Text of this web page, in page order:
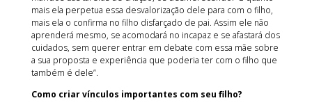
mais ela perpetua essa desvalorização dele para com o filho,
mais ela o confirma no filho disfarçado de pai. Assim ele não
aprenderá mesmo, se acomodará no incapaz e se afastará dos
cuidados, sem querer entrar em debate com essa mãe sobre
a sua proposta e experiência que poderia ter com o filho que
também é dele”.
Como criar vínculos importantes com seu filho?